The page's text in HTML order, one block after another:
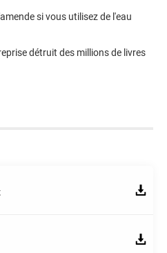
si vous utilisez de l'eau
détruit des millions de livres